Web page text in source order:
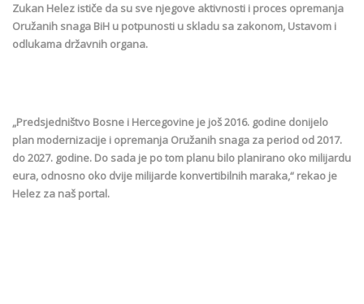
Zukan Helez ističe da su sve njegove aktivnosti i proces opremanja
Oružanih snaga BiH u potpunosti u skladu sa zakonom, Ustavom i
odlukama državnih organa.
„Predsjedništvo Bosne i Hercegovine je još 2016. godine donijelo
plan modernizacije i opremanja Oružanih snaga za period od 2017.
do 2027. godine. Do sada je po tom planu bilo planirano oko milijardu
eura, odnosno oko dvije milijarde konvertibilnih maraka,“ rekao je
Helez za naš portal.